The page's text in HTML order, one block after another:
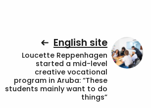
English site
Loucette Reppenhagen
started a mid-level
creative vocational
program in Aruba: “These
students mainly want to do
things”